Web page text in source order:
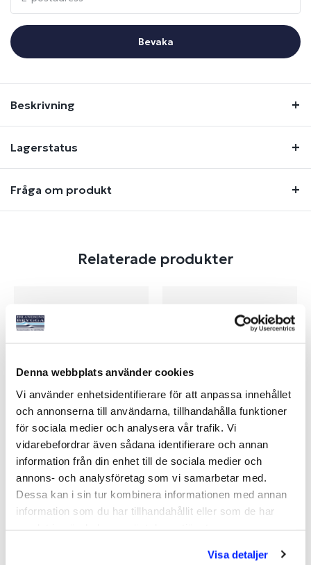
Denna webbplats använder cookies
Vi använder enhetsidentifierare för att anpassa innehållet
och annonserna till användarna, tillhandahålla funktioner
för sociala medier och analysera vår trafik. Vi
vidarebefordrar även sådana identifierare och annan
information från din enhet till de sociala medier och
annons- och analysföretag som vi samarbetar med.
Dessa kan i sin tur kombinera informationen med annan
information som du har tillhandahållit eller som de har
Visa detaljer
Bevaka
Beskrivning
Lagerstatus
Fråga om produkt
Relaterade produkter
TORQEEDO 12V/24V CIGG
LADDKABEL
Art nr: 14859
720 kr
Nettopris
TORQEEDO BÄRVÄSKOR
TRAVEL
Art nr: 14857
2 495 kr
Nettopris